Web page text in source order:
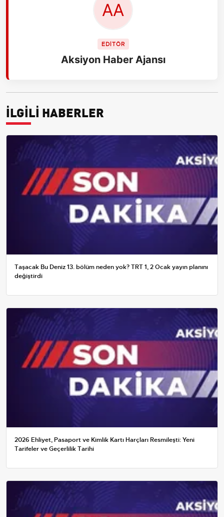
EDİTÖR
Aksiyon Haber Ajansı
İLGİLİ HABERLER
Taşacak Bu Deniz 13. bölüm neden yok? TRT 1, 2 Ocak yayın planını
değiştirdi
2026 Ehliyet, Pasaport ve Kimlik Kartı Harçları Resmileşti: Yeni
Tarifeler ve Geçerlilik Tarihi